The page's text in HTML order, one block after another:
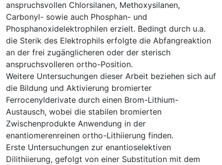
anspruchsvollen Chlorsilanen, Methoxysilanen,
Carbonyl- sowie auch Phosphan- und
Phosphanoxidelektrophilen erzielt. Bedingt durch u.a.
die Sterik des Elektrophils erfolgte die Abfangreaktion
an der frei zugänglicheren oder der sterisch
anspruchsvolleren ortho-Position.
Weitere Untersuchungen dieser Arbeit beziehen sich auf
die Bildung und Aktivierung bromierter
Ferrocenylderivate durch einen Brom-Lithium-
Austausch, wobei die stabilen bromierten
Zwischenprodukte Anwendung in der
enantiomerenreinen ortho-Lithiierung finden.
Erste Untersuchungen zur enantioselektiven
Dilithiierung, gefolgt von einer Substitution mit dem